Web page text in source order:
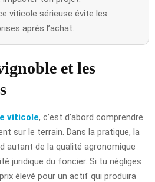
viticole sérieuse évite les
après l’achat.
et les
viticole, c’est d’abord comprendre
sur le terrain. Dans la pratique, la
autant de la qualité agronomique
juridique du foncier. Si tu négliges
élevé pour un actif qui produira